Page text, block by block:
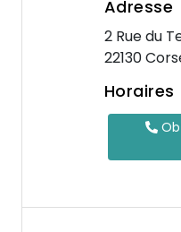
Adresse
2 Rue du
22130
Horaires